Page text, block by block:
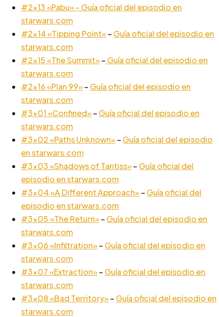
#2×13 «Pabu» – Guía oficial del episodio en
starwars.com
#2×14 «Tipping Point»– Guía oficial del episodio en
starwars.com
#2×15 «The Summit»– Guía oficial del episodio en
starwars.com
#2×16 «Plan 99»– Guía oficial del episodio en
starwars.com
#3×01 «Confined»– Guía oficial del episodio en
starwars.com
#3×02 «Paths Unknown»– Guía oficial del episodio
en starwars.com
#3×03 «Shadows of Tantiss»– Guía oficial del
episodio en starwars.com
#3×04 «A Different Approach»– Guía oficial del
episodio en starwars.com
#3×05 «The Return»– Guía oficial del episodio en
starwars.com
#3×06 «Infiltration»– Guía oficial del episodio en
starwars.com
#3×07 «Extraction»– Guía oficial del episodio en
starwars.com
#3×08 «Bad Territory»– Guía oficial del episodio en
starwars.com